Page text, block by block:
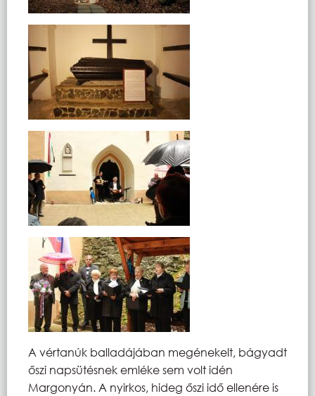
A vértanúk balladájában megénekelt, bágyadt
őszi napsütésnek emléke sem volt idén
Margonyán. A nyirkos, hideg őszi idő ellenére is